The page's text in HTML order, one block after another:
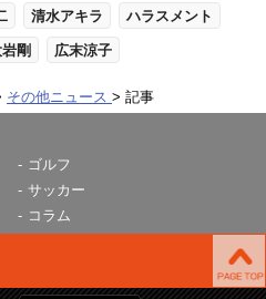
清水アキラ ハラスメント
剛 広末涼子
その他ニュース 記事
ゴルフ
サッカー
コラム